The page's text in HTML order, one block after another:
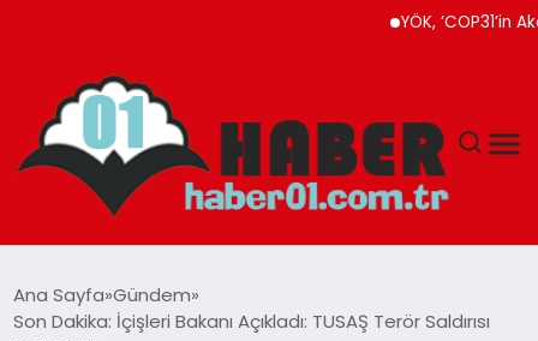
YÖK, ‘COP31’in
Ana Sayfa Gündem
Son Dakika: İçişleri Bakanı Açıkladı: TUSAŞ Terör Saldırısı